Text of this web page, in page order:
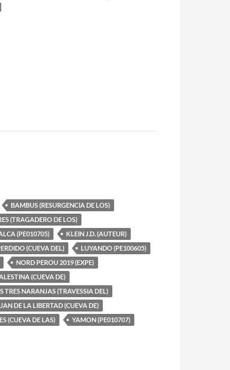
BAMBUS (RESURGENCIA DE LOS)
(TRAGADERO DE LOS)
(PE010705)
KLEIN J.D. (AUTEUR)
(CUEVA DEL)
LUYANDO (PE100605)
NORD PEROU 2019 (EXPE)
(CUEVA DE)
TRES NARANJAS (TRAVESSIA DEL)
DE LA LIBERTAD (CUEVA DE)
(CUEVA DE LAS) YAMON (PE010707)